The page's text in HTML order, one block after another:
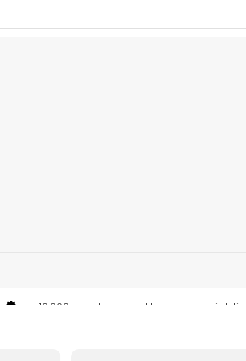
en 10.000+ anderen plakken met